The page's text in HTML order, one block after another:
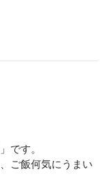
です。
ご飯何気にうまい